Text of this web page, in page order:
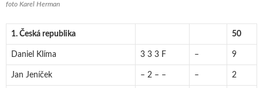
foto Karel Herman
1. Česká republika 50
Daniel Klíma 3 3 3 F – 9
Jan Jeníček – 2 – – – 2